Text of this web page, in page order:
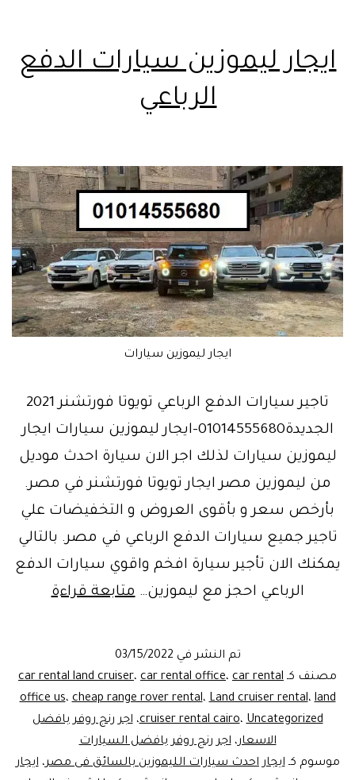
ايجار ليموزين سيارات الدفع
الرباعي
ايجار ليموزين سيارات
تاجير سيارات الدفع الرباعي تويوتا فورتشنر 2021
الجديدة01014555680-ايجار ليموزين سيارات ايجار
ليموزين سيارات لذلك اجر الان سيارة احدث موديل
من ليموزين مصر ايجار تويوتا فورتشنر في مصر.
بأرخص سعر و بأقوى العروض و التخفيضات علي
تاجير جميع سيارات الدفع الرباعي في مصر. بالتالي
يمكنك الان تأجير سيارة افخم واقوي سيارات الدفع
الرباعي احجز مع ليموزين…متابعة قراءةايجار
الدفع
الرباعي
تم النشر في 03/15/2022
مصنف كـ
car rental land cruiser، car rental office، car rental
office us،cheap range rover rental،Land cruiser rental،land
cruiser rental cairo،Uncategorized ،اجر رنج روفر بافضل
الاسعار،اجر رنج روفر بافضل السيارات
موسوم كـايجار احدث سيارات الليموزين بالسائق فى مصر،ايجار